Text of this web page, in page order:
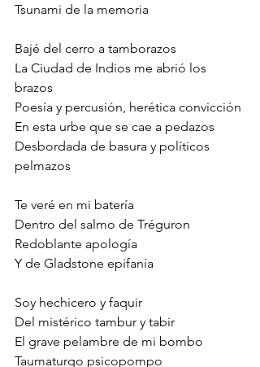
Tsunami de la memoria
Bajé del cerro a tamborazos
La Ciudad de Indios me abrió los
brazos
Poesía y percusión, herética convicción
En esta urbe que se cae a pedazos
Desbordada de basura y políticos
pelmazos
Te veré en mi batería
Dentro del salmo de Tréguron
Redoblante apología
Y de Gladstone epifanía
Soy hechicero y faquir
Del mistérico tambur y tabir
El grave pelambre de mi bombo
Taumaturgo psicopompo